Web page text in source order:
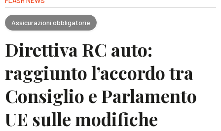
Assicurazioni obbligatorie
Direttiva RC auto:
raggiunto l’accordo tra
Consiglio e Parlamento
UE sulle modifiche